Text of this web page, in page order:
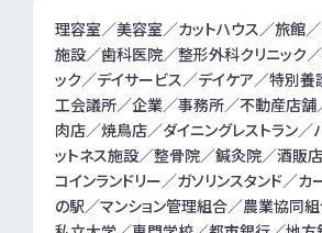
理容室／美容室／カットハウス／旅館
施設／歯科医院／整形外科クリニック／
ック／デイサービス／デイケア／特別
工会議所／企業／事務所／不動産店舗
肉店／焼鳥店／ダイニングレストラン／
ットネス施設／整骨院／鍼灸院／酒販
コインランドリー／ガソリンスタンド／
の駅／マンション管理組合／農業協同